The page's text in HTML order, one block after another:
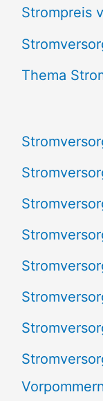
h
e
n
h
:
Strompreis
Thema